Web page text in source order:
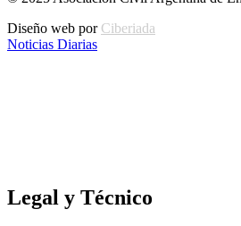
Diseño web por Ciberiada
Noticias Diarias
Legal y Técnico